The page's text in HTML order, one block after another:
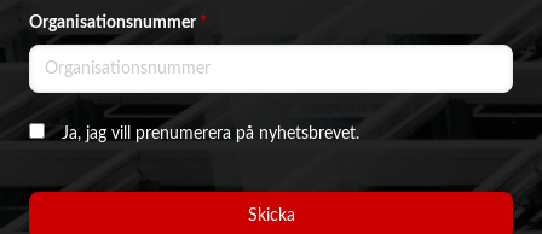
Organisationsnummer *
Ja, jag vill prenumerera på nyhetsbrevet.
Skicka